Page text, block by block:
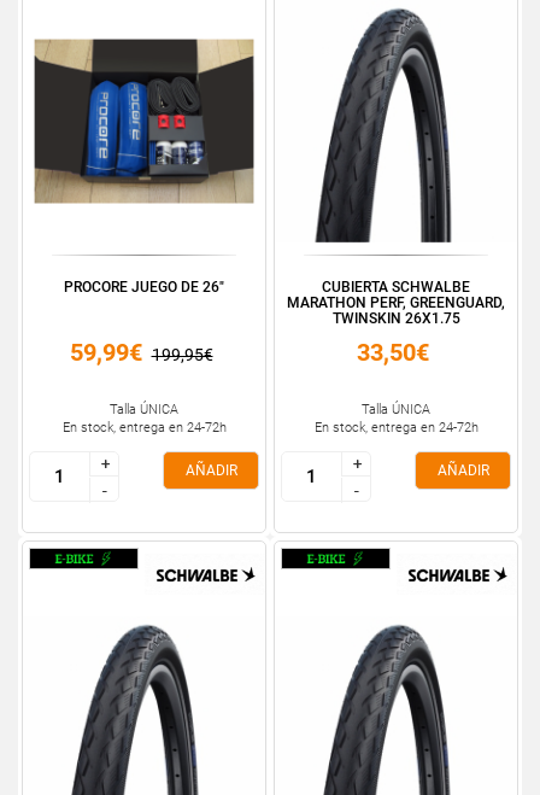
PROCORE JUEGO DE 26"
59,99€ 199,95€
Talla ÚNICA
En stock, entrega en 24-72h
+
-
+
-
AÑADIR
CUBIERTA SCHWALBE
MARATHON PERF, GREENGUARD,
TWINSKIN 26X1.75
33,50€
Talla ÚNICA
En stock, entrega en 24-72h
+
-
+
-
AÑADIR